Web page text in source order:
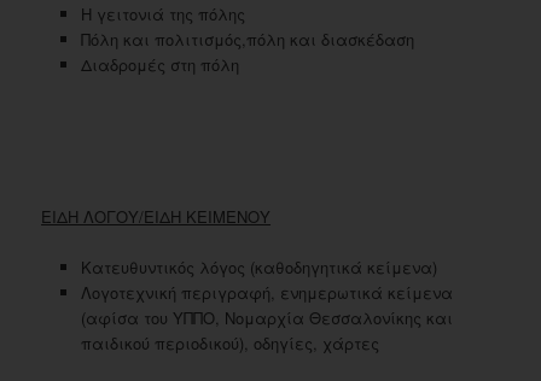
Η γειτονιά της πόλης
Πόλη και πολιτισμός,πόλη και διασκέδαση
Διαδρομές στη πόλη
ΕΙΔΗ ΛΟΓΟΥ/ΕΙΔΗ ΚΕΙΜΕΝΟΥ
Κατευθυντικός λόγος (καθοδηγητικά κείμενα)
Λογοτεχνική περιγραφή, ενημερωτικά κείμενα
(αφίσα του ΥΠΠΟ, Νομαρχία Θεσσαλονίκης και
παιδικού περιοδικού), οδηγίες, χάρτες